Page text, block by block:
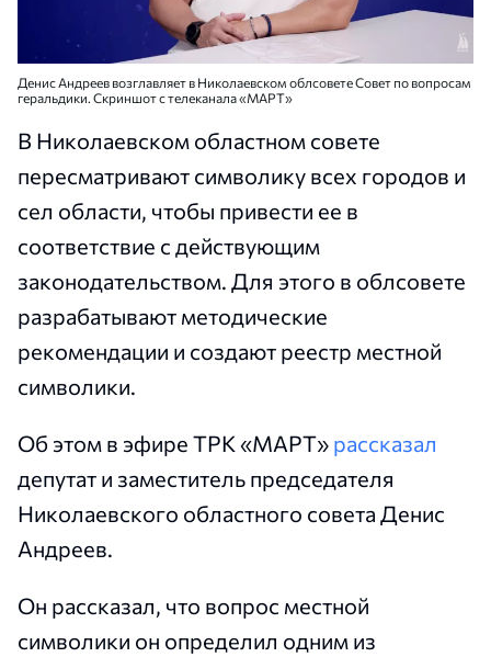
Денис Андреев возглавляет в Николаевском облсовете Совет по вопросам
геральдики. Скриншот с телеканала «МАРТ»
В Николаевском областном совете
пересматривают символику всех городов и
сел области, чтобы привести ее в
соответствие с действующим
законодательством. Для этого в облсовете
разрабатывают методические
рекомендации и создают реестр местной
символики.
Об этом в эфире ТРК «МАРТ» рассказал
депутат и заместитель председателя
Николаевского областного совета Денис
Андреев.
Он рассказал, что вопрос местной
символики он определил одним из